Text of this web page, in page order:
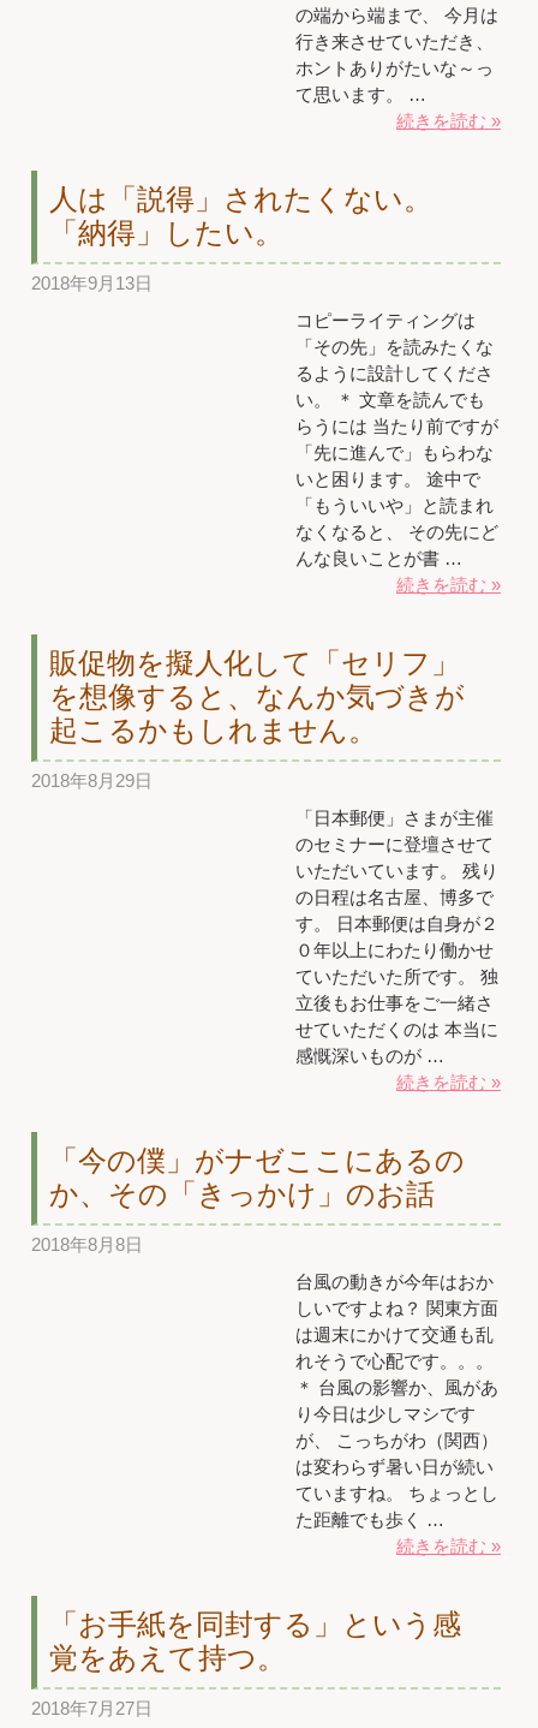
の端から端まで、 今月は
行き来させていただき、
ホントありがたいな～っ
て思います。 …
続きを読む »
人は「説得」されたくない。
「納得」したい。
2018年9月13日
コピーライティングは
「その先」を読みたくな
るように設計してくださ
い。 ＊ 文章を読んでも
らうには 当たり前ですが
「先に進んで」もらわな
いと困ります。 途中で
「もういいや」と読まれ
なくなると、 その先にど
んな良いことが書 …
続きを読む »
販促物を擬人化して「セリフ」
を想像すると、なんか気づきが
起こるかもしれません。
2018年8月29日
「日本郵便」さまが主催
のセミナーに登壇させて
いただいています。 残り
の日程は名古屋、博多で
す。 日本郵便は自身が２
０年以上にわたり働かせ
ていただいた所です。 独
立後もお仕事をご一緒さ
せていただくのは 本当に
感慨深いものが …
続きを読む »
「今の僕」がナゼここにあるの
か、その「きっかけ」のお話
2018年8月8日
台風の動きが今年はおか
しいですよね？ 関東方面
は週末にかけて交通も乱
れそうで心配です。。。
＊ 台風の影響か、風があ
り今日は少しマシです
が、 こっちがわ（関西）
は変わらず暑い日が続い
ていますね。 ちょっとし
た距離でも歩く …
続きを読む »
「お手紙を同封する」という感
覚をあえて持つ。
2018年7月27日